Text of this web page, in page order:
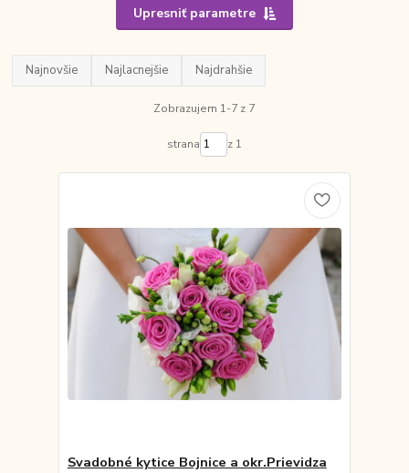
Upresniť parametre
Najnovšie Najlacnejšie Najdrahšie
Zobrazujem 1-7 z 7
strana z 1
Svadobné kytice Bojnice a okr.Prievidza